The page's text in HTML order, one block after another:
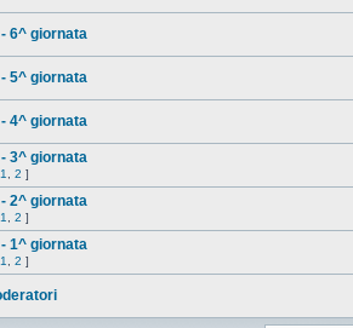
6^ giornata
5^ giornata
4^ giornata
3^ giornata
1 2 ]
2^ giornata
1 2 ]
1^ giornata
1 2 ]